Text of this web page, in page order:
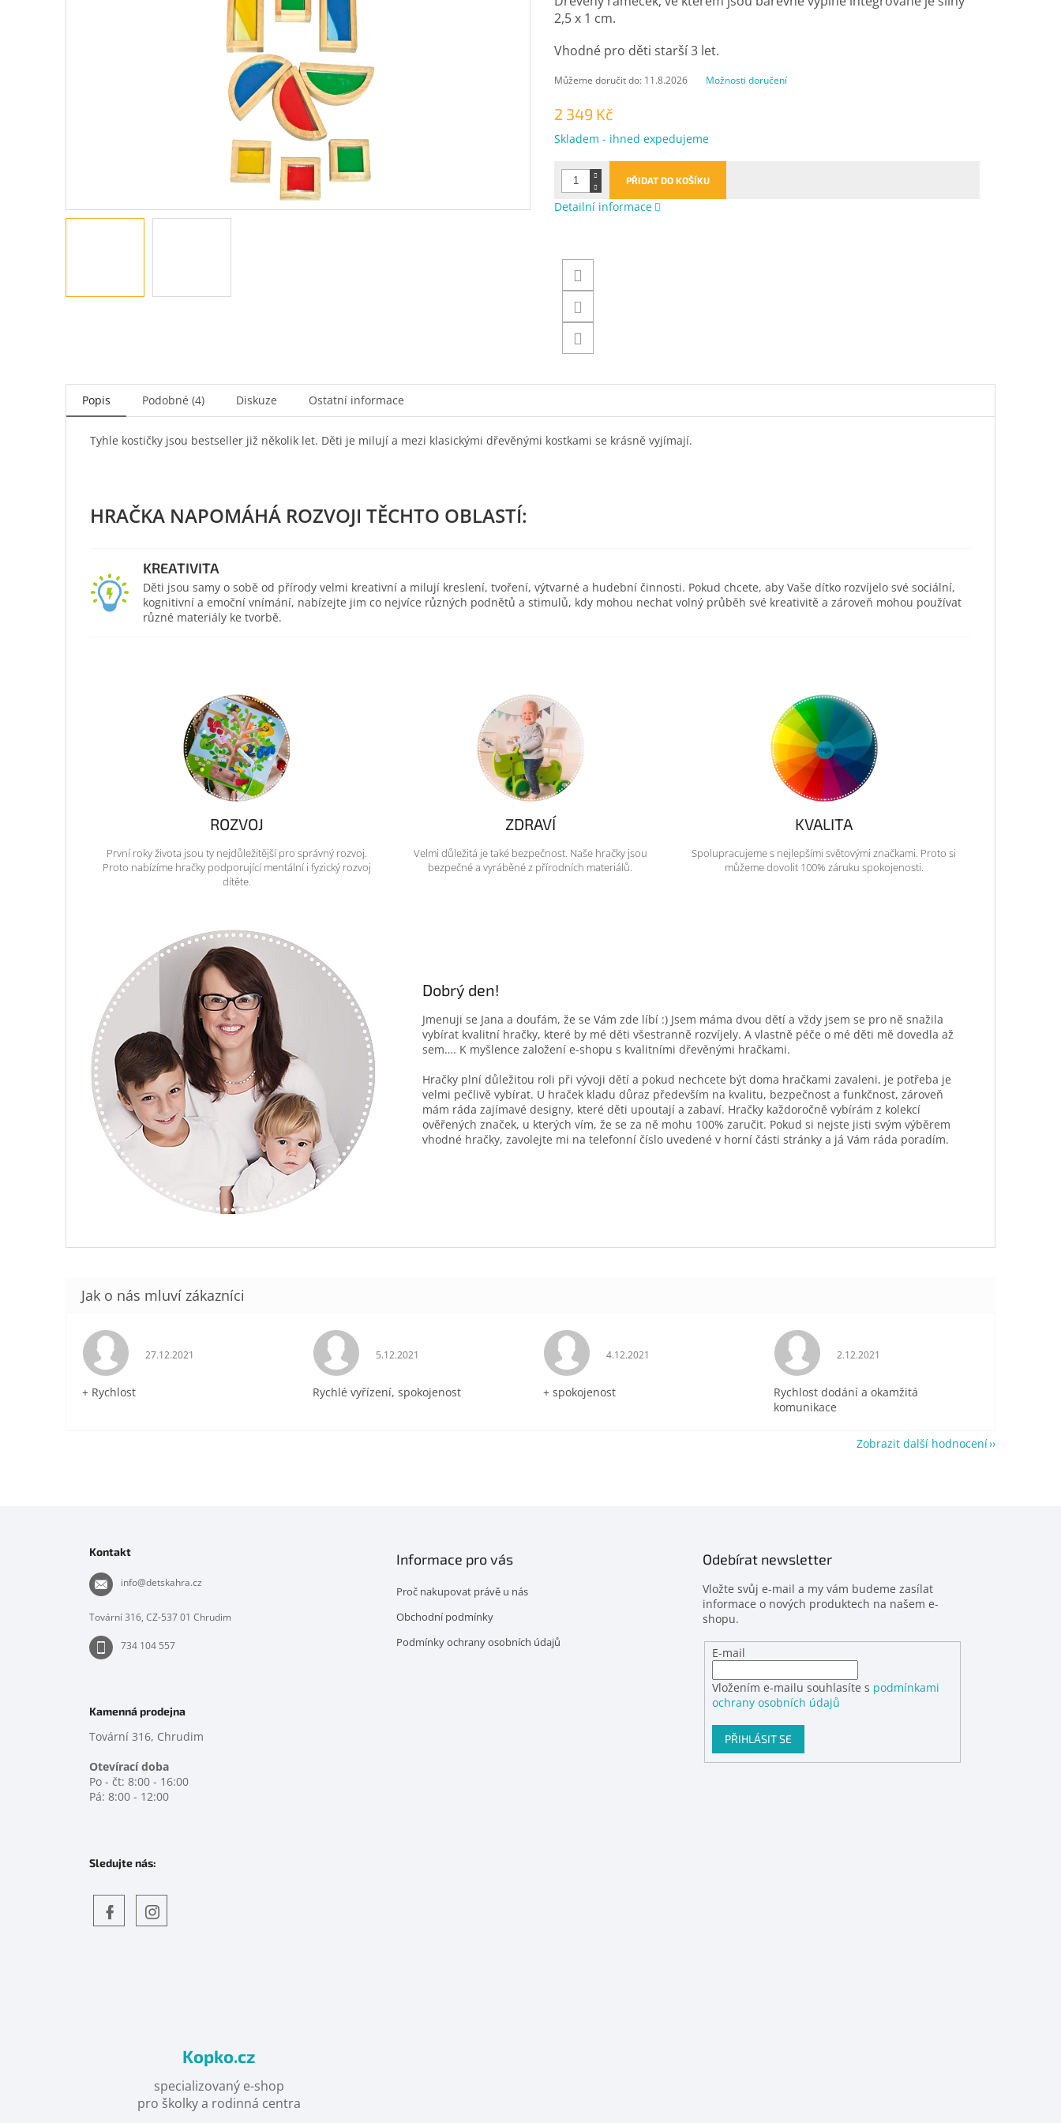
2 349 Kč
Měrná
Skladem - ihned expedujeme
Můžeme doručit do: 11.8.2026 Možnosti doručení
PŘIDAT DO KOŠÍKU
2,5 x 1 cm.
Vhodné pro děti starší 3 let.
Detailní informace
Popis Podobné (4) Diskuze Ostatní informace
Tyhle kostičky jsou bestseller již několik let. Děti je milují a mezi klasickými dřevěnými kostkami se krásně vyjímají.
KREATIVITA
Děti jsou samy o sobě od přírody velmi kreativní a milují kreslení, tvoření, výtvarné a hudební činnosti. Pokud chcete, aby Vaše dítko rozvíjelo své sociální,
kognitivní a emoční vnímání, nabízejte jim co nejvíce různých podnětů a stimulů, kdy mohou nechat volný průběh své kreativitě a zároveň mohou používat
různé materiály ke tvorbě.
ROZVOJ
První roky života jsou ty nejdůležitější pro správný rozvoj.
Proto nabízíme hračky podporující mentální i fyzický rozvoj
dítěte.
ZDRAVÍ
Velmi důležitá je také bezpečnost. Naše hračky jsou
bezpečné a vyráběné z přírodních materiálů.
KVALITA
Spolupracujeme s nejlepšími světovými značkami. Proto si
můžeme dovolit 100% záruku spokojenosti.
Dobrý den!
Jmenuji se Jana a doufám, že se Vám zde líbí :) Jsem máma dvou dětí a vždy jsem se pro ně snažila
vybírat kvalitní hračky, které by mé děti všestranně rozvíjely. A vlastně péče o mé děti mě dovedla až
sem…. K myšlence založení e-shopu s kvalitními dřevěnými hračkami.
Hračky plní důležitou roli při vývoji dětí a pokud nechcete být doma hračkami zavaleni, je potřeba je
velmi pečlivě vybírat. U hraček kladu důraz především na kvalitu, bezpečnost a funkčnost, zároveň
mám ráda zajímavé designy, které děti upoutají a zabaví. Hračky každoročně vybírám z kolekcí
ověřených značek, u kterých vím, že se za ně mohu 100% zaručit. Pokud si nejste jisti svým výběrem
vhodné hračky, zavolejte mi na telefonní číslo uvedené v horní části stránky a já Vám ráda poradím.
Hodnocení obchodu je 5 z 5 hvězdiček.
27.12.2021
+ Rychlost
Hodnocení obchodu je 5 z 5 hvězdiček.
5.12.2021
Rychlé vyřízení, spokojenost
Hodnocení obchodu je 5 z 5 hvězdiček.
4.12.2021
+ spokojenost
Hodnocení obchodu je 5 z 5 hvězdiček.
2.12.2021
Rychlost dodání a okamžitá
komunikace
Zobrazit další hodnocení
Kontakt
info@detskahra.cz
Tovární 316, CZ-537 01 Chrudim
734 104 557
Kamenná prodejna
Tovární 316, Chrudim
Otevírací doba
Po - čt: 8:00 - 16:00
Pá: 8:00 - 12:00
Sledujte nás:
Informace pro vás
Proč nakupovat právě u nás
Obchodní podmínky
Podmínky ochrany osobních údajů
Odebírat newsletter
Vložte svůj e-mail a my vám budeme zasílat
informace o nových produktech na našem e-
shopu.
E-mail
Vložením e-mailu souhlasíte s podmínkami
ochrany osobních údajů
PŘIHLÁSIT SE
Kopko.cz
specializovaný e-shop
pro školky a rodinná centra